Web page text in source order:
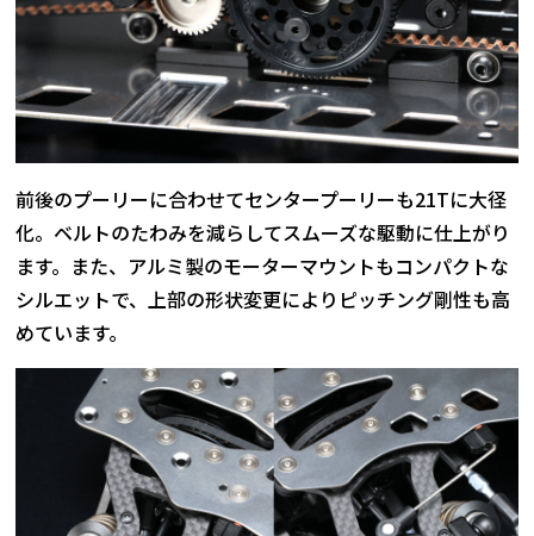
前後のプーリーに合わせてセンタープーリーも21Tに大径
化。ベルトのたわみを減らしてスムーズな駆動に仕上がり
ます。また、アルミ製のモーターマウントもコンパクトな
シルエットで、上部の形状変更によりピッチング剛性も高
めています。